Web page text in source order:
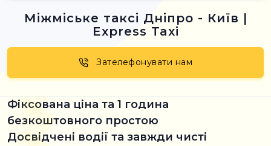
Міжміське таксі Дніпро - Київ |
Express Taxi
Зателефонувати нам
Фіксована ціна та 1 година
безкоштовного простою
Досвідчені водії та завжди чисті